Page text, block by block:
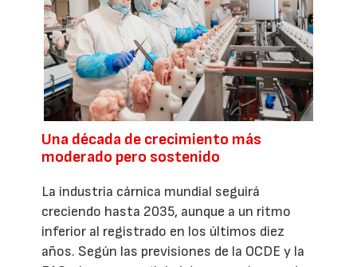
Una década de crecimiento más
moderado pero sostenido
La industria cárnica mundial seguirá
creciendo hasta 2035, aunque a un ritmo
inferior al registrado en los últimos diez
años. Según las previsiones de la OCDE y la